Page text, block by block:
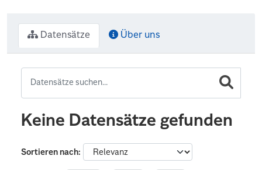
Datensätze Über uns
Keine Datensätze gefunden
Sortieren nach